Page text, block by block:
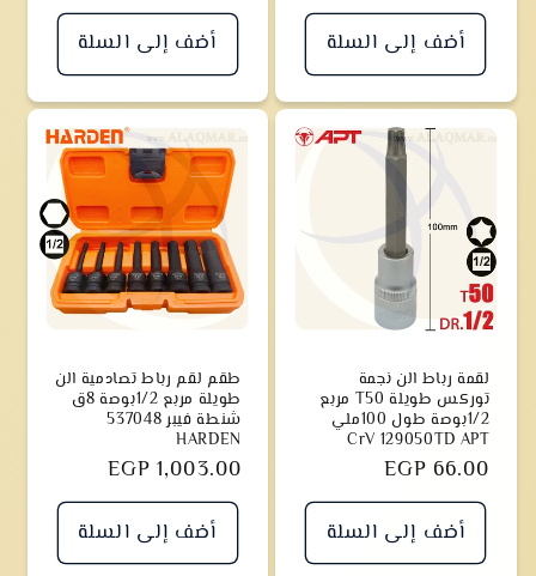
أضف إلى السلة أضف إلى السلة
لقمة رباط الن نجمة
توركس طويلة T50 مربع
1/2بوصة طول 100ملي
CrV 129050TD APT
سعر
EGP 66.00
أضف إلى السلة
طقم لقم رباط تصادمية الن
طويلة مربع 1/2بوصة 8ق
شنطة فيبر 537048
HARDEN
سعر
EGP 1,003.00
أضف إلى السلة